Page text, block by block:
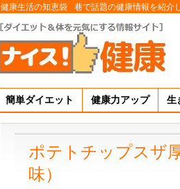
健康生活の知恵袋 巷で話題の健康情報を紹介
簡単ダイエット 健康力アップ 生
ポテトチップスザ
味）